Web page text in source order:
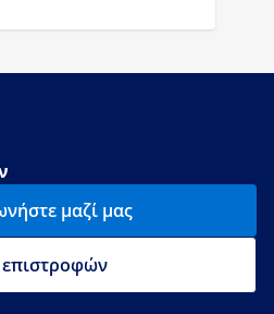
μαζί μας